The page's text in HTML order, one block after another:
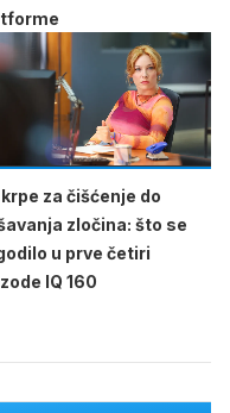
krpe za čišćenje do
zločina: što se
u prve četiri
IQ 160